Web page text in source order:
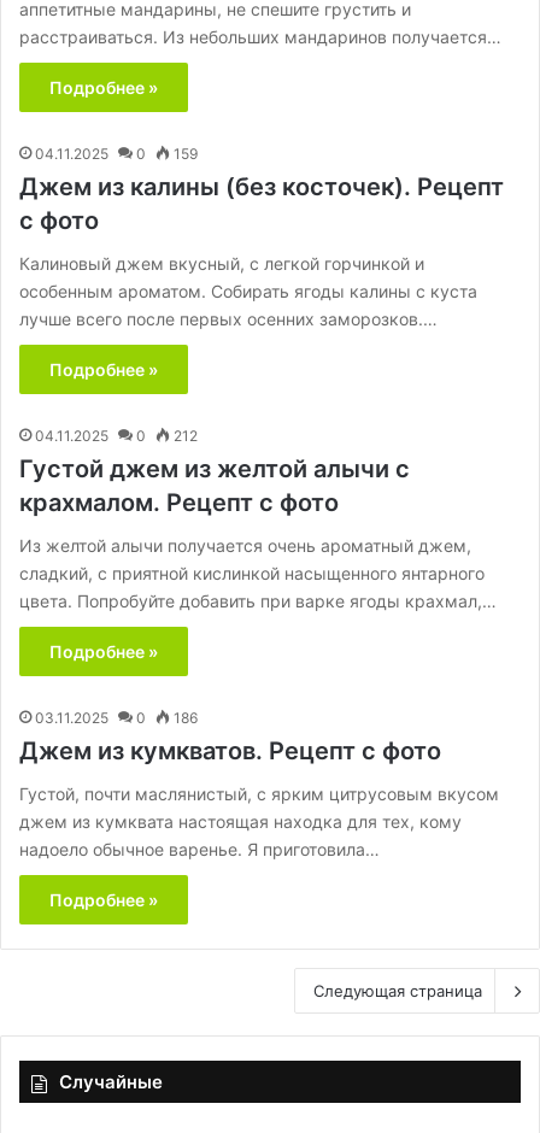
аппетитные мандарины, не спешите грустить и
расстраиваться. Из небольших мандаринов получается…
Подробнее »
04.11.2025 0 159
Джем из калины (без косточек). Рецепт
с фото
Калиновый джем вкусный, с легкой горчинкой и
особенным ароматом. Собирать ягоды калины с куста
лучше всего после первых осенних заморозков.…
Подробнее »
04.11.2025 0 212
Густой джем из желтой алычи с
крахмалом. Рецепт с фото
Из желтой алычи получается очень ароматный джем,
сладкий, с приятной кислинкой насыщенного янтарного
цвета. Попробуйте добавить при варке ягоды крахмал,…
Подробнее »
03.11.2025 0 186
Джем из кумкватов. Рецепт с фото
Густой, почти маслянистый, с ярким цитрусовым вкусом
джем из кумквата настоящая находка для тех, кому
надоело обычное варенье. Я приготовила…
Подробнее »
Следующая страница
Случайные